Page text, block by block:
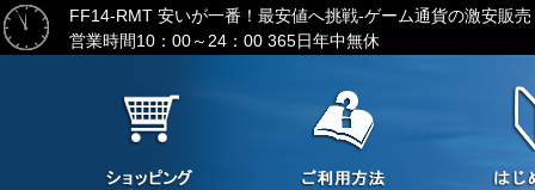
FF14-RMT 安いが一番！最安値へ挑戦-ゲーム通貨の激安販売
営業時間10：00～24：00 365日年中無休